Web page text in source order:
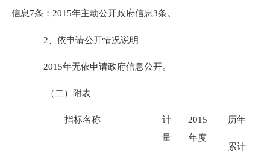
信息7条；2015年主动公开政府信息3条。
2、依申请公开情况说明
2015年无依申请政府信息公开。
（二）附表
指标名称
计
量
2015
年度
历年
累计